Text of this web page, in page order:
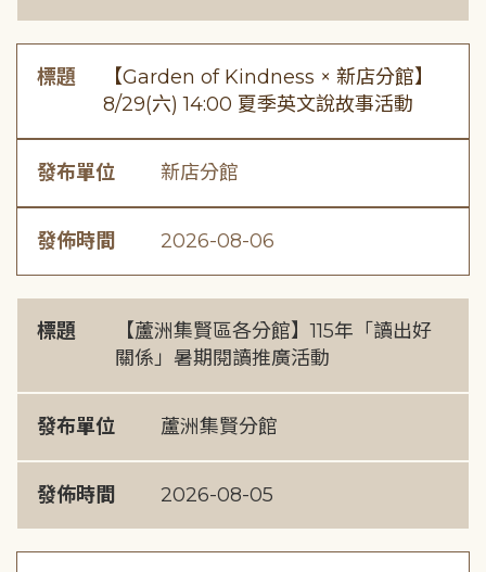
標題
【Garden of Kindness × 新店分館】
8/29(六) 14:00 夏季英文說故事活動
發布單位 新店分館
發佈時間 2026-08-06
標題
【蘆洲集賢區各分館】115年「讀出好
關係」暑期閱讀推廣活動
發布單位 蘆洲集賢分館
發佈時間 2026-08-05